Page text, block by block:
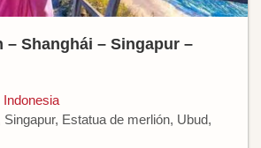
– Shanghái – Singapur –
Indonesia
Estatua de merlión, Ubud,